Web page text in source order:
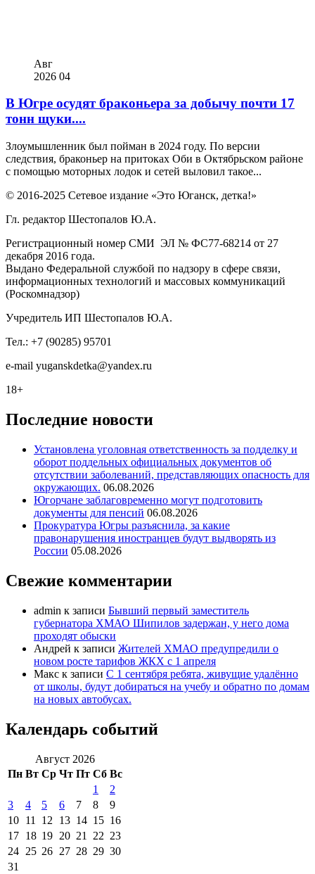
Авг
2026 04
В Югре осудят браконьера за добычу почти 17
тонн щуки....
Злоумышленник был пойман в 2024 году. По версии
следствия, браконьер на притоках Оби в Октябрьском районе
с помощью моторных лодок и сетей выловил такое...
© 2016-2025 Сетевое издание «Это Юганск, детка!»
Гл. редактор Шестопалов Ю.А.
Регистрационный номер СМИ ЭЛ № ФС77-68214 от 27
декабря 2016 года.
Выдано Федеральной службой по надзору в сфере связи,
информационных технологий и массовых коммуникаций
(Роскомнадзор)
Учредитель ИП Шестопалов Ю.А.
Тел.: +7 (90285) 95701
e-mail yuganskdetka@yandex.ru
18+
Последние новости
Установлена уголовная ответственность за подделку и
оборот поддельных официальных документов об
отсутствии заболеваний, представляющих опасность для
окружающих. 06.08.2026
Югорчане заблаговременно могут подготовить
документы для пенсий 06.08.2026
Прокуратура Югры разъяснила, за какие
правонарушения иностранцев будут выдворять из
России 05.08.2026
Свежие комментарии
admin к записи Бывший первый заместитель
губернатора ХМАО Шипилов задержан, у него дома
проходят обыски
Андрей к записи Жителей ХМАО предупредили о
новом росте тарифов ЖКХ с 1 апреля
Макс к записи С 1 сентября ребята, живущие удалённо
от школы, будут добираться на учебу и обратно по домам
на новых автобусах.
Календарь событий
Август 2026
Пн Вт Ср Чт Пт Сб Вс
1
2
3
4 5 6 7 8
9
10 11 12 13 14 15 16
17 18 19 20 21 22 23
24 25 26 27 28 29 30
31